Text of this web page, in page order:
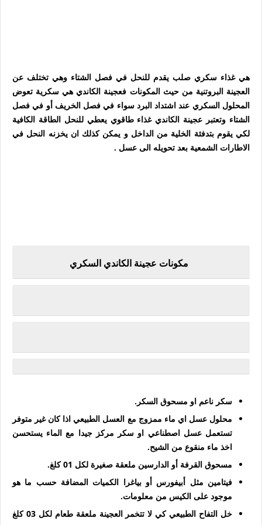
هي غذاء سكري صلب يقدم للنحل في فصل الشتاء وهي تختلف عن
العجينة البروتنية من حيث المكونات فعجينة الكاندي هي سكرية تعوض
المحلول السكري عند اشتداد البرد سواء في فصل الخريف أو في فصل
الشتاء وتعتبر عجينة الكاندي غذاء طاقوي يعطي للنحل الطاقة الكافية
لكي يقوم بتدفئة الخلية من الداخل و يمكن كذلك ان يخزنه النحل في
الاطارات الشمعية بعد تحويله الى عسل .
مكونات عجينة الكاندي السكري
سكر ناعم او مسحوق السكر.
محلول عسل اي ماء ممزوج مع العسل الطبيعي اذا كان غير متوفر
تستعمل عسل اصطناعي او سكر مركز جيدا مع الماء يستحسن
اخذ ماء منقوع من الشيح.
مسحوق القرفة أو الدارسين ملعقة صغيرة لكل 01 كلغ.
فيتامين مثل أبيفورس أو بياغرا الكميات المضافة حسب ما هو
موجود على الكيس من معلومات.
خل التفاح الطبيعي كي لا تتخمر العجينة ملعقة طعام لكل 03 كلغ